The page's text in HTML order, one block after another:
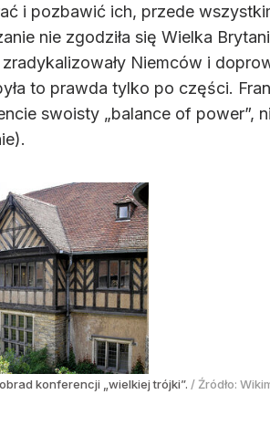
i pozbawić ich, przede
nie zgodziła się Wielka
Niemców i
to prawda tylko po części.
swoisty „balance of power”,
konferencji „wielkiej trójki”. / Źródło: